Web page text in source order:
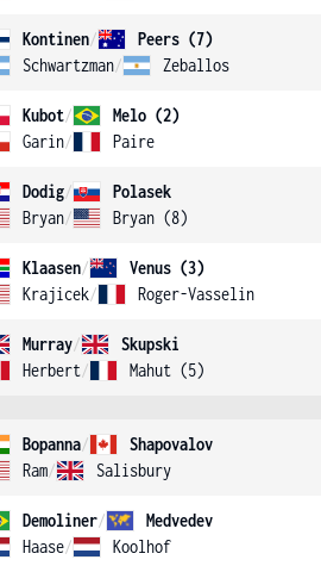
Kontinen/
Peers (7)
Schwartzman/ Zeballos
Kubot/
Melo (2)
Garin/ Paire
Dodig/
Polasek
Bryan/ Bryan (8)
Klaasen/
Venus (3)
Krajicek/ Roger-Vasselin
Murray/
Skupski
Herbert/ Mahut (5)
Bopanna/
Shapovalov
Ram/ Salisbury
Demoliner/
Medvedev
Haase/ Koolhof